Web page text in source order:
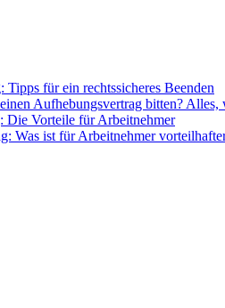
für ein rechtssicheres Beenden
Aufhebungsvertrag bitten? Alles,
Die Vorteile für Arbeitnehmer
Was ist für Arbeitnehmer